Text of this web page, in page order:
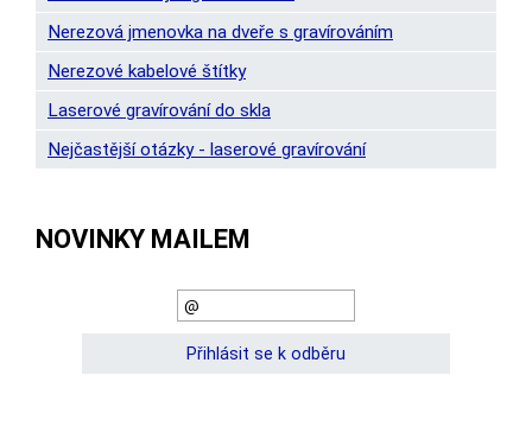
Nerezová jmenovka na dveře s gravírováním
Nerezové kabelové štítky
Laserové gravírování do skla
Nejčastější otázky - laserové gravírování
NOVINKY MAILEM